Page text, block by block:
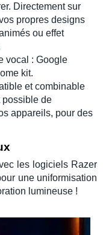
Directement sur
propres designs
ou effet
vocal : Google
kit.
et combinable
possible de
appareils, pour des
les logiciels Razer
une uniformisation
lumineuse !